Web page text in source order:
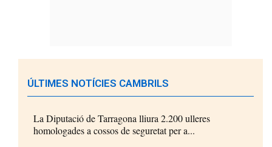
ÚLTIMES NOTÍCIES CAMBRILS
La Diputació de Tarragona lliura 2.200 ulleres
homologades a cossos de seguretat per a...